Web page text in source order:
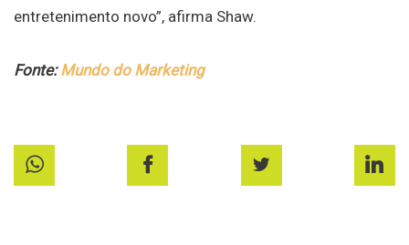
entretenimento novo”, afirma Shaw.
Fonte:Mundo do Marketing